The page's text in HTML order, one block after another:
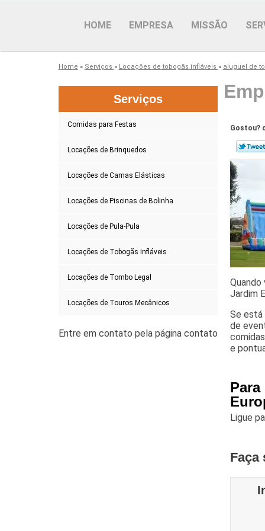
HOME EMPRESA MISSÃO
Home » Serviços » Locações de tobogãs infláveis » aluguel de
Serviços
Comidas para Festas
Locações de Brinquedos
Locações de Camas Elásticas
Locações de Piscinas de Bolinha
Locações de Pula-Pula
Locações de Tobogãs Infláveis
Locações de Tombo Legal
Locações de Touros Mecânicos
Gostou?
Jardim
Se está
de
e
Ligue
Faça